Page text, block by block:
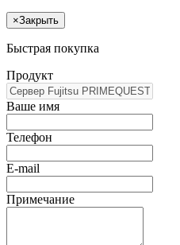
×Закрыть
Быстрая покупка
Продукт
Ваше имя
Телефон
E-mail
Примечание